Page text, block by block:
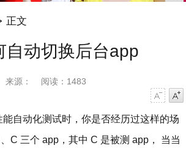
正文
自动切换后台app
来源：
阅读：1483
自动化测试时，你是否经历过这样的场
C 三个 app，其中 C 是被测 app， 当当